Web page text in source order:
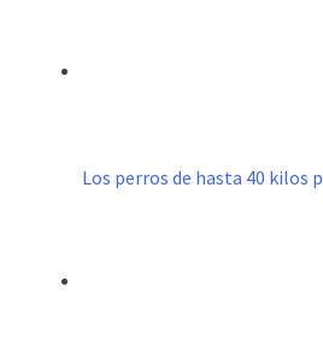
Los perros de hasta 40 kilos